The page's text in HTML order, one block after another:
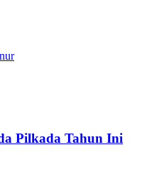
Pilkada Tahun Ini